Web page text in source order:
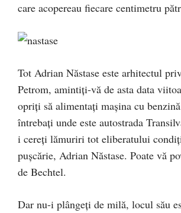
care acopereau fiecare centimetru
Tot Adrian Năstase este arhitectul
Petrom, amintiţi-vă de asta data
opriţi să alimentaţi maşina cu
întrebaţi unde este autostrada
i cereţi lămuriri tot eliberatului
puşcărie, Adrian Năstase. Poate vă
de Bechtel.
Dar nu-i plângeţi de milă, locul său